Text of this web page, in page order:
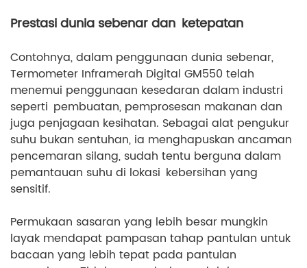
Prestasi dunia sebenar dan ketepatan
Contohnya, dalam penggunaan dunia sebenar,
Termometer Inframerah Digital GM550 telah
menemui penggunaan kesedaran dalam industri
seperti pembuatan, pemprosesan makanan dan
juga penjagaan kesihatan. Sebagai alat pengukur
suhu bukan sentuhan, ia menghapuskan ancaman
pencemaran silang, sudah tentu berguna dalam
pemantauan suhu di lokasi kebersihan yang
sensitif.
Permukaan sasaran yang lebih besar mungkin
layak mendapat pampasan tahap pantulan untuk
bacaan yang lebih tepat pada pantulan